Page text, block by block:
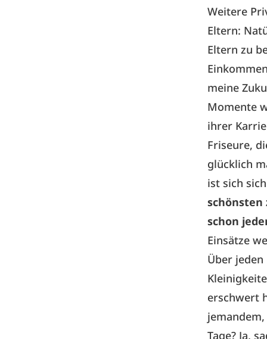
Weitere
Eltern:
Eltern zu
meine
Momente
ihrer
Friseure,
glücklich
ist sich
schönsten
schon
Einsätze
Über
erschwert
Tage? Ja,